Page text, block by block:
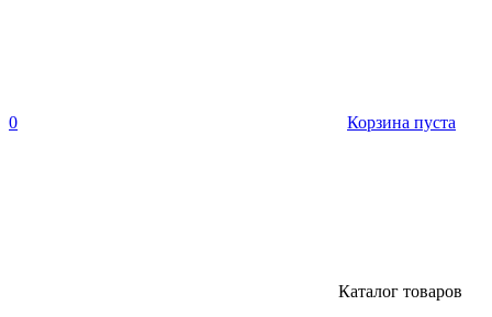
0 Корзина пуста
Каталог товаров